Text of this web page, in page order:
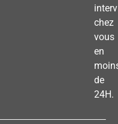
chez
vous
en
de
24H.